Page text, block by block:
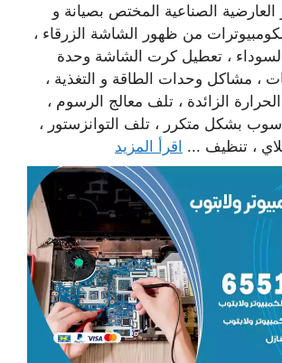
الصناعية المختص بصيانة و
من ظهور الشاشة الزرقاء ،
، تعطيل كرت الشاشة وحدة
، مشاكل وحدات الطاقة و التغذية ،
الزائدة ، تلف معالج الرسوم ،
بشكل متكرر ، تلف التوانزستور ،
، تنظيف ... اقرأ المزيد